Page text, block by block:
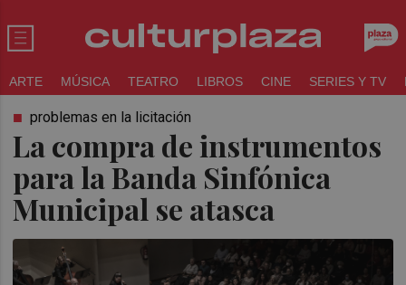
ARTE MÚSICA TEATRO LIBROS CINE SERIES Y TV
La compra de instrumentos
para la Banda Sinfónica
Municipal se atasca
problemas en la licitación